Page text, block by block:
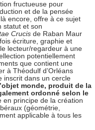
fructueuse pour
et de la pensée
encore, offre à ce sujet
statut et son
Crucis de Raban Maur
écriture, graphie et
lecteur/regardeur à une
potentiellement
que contient une
à Théodulf d’Orléans
inscrit dans un cercle
monde, produit de la
ordonné selon le
en principe de la création
(géométrie,
applicable à tous les